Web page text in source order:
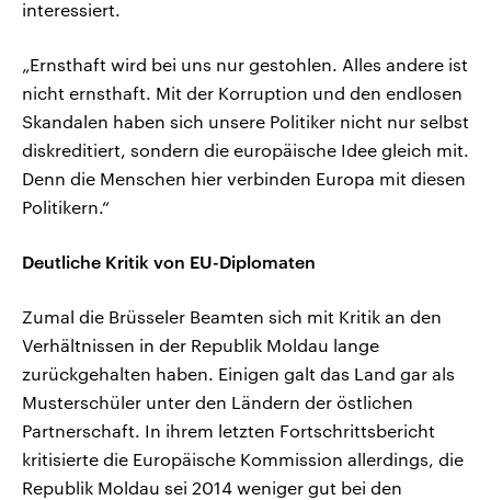
interessiert.
„Ernsthaft wird bei uns nur gestohlen. Alles andere ist
nicht ernsthaft. Mit der Korruption und den endlosen
Skandalen haben sich unsere Politiker nicht nur selbst
diskreditiert, sondern die europäische Idee gleich mit.
Denn die Menschen hier verbinden Europa mit diesen
Politikern.“
Deutliche Kritik von EU-Diplomaten
Zumal die Brüsseler Beamten sich mit Kritik an den
Verhältnissen in der Republik Moldau lange
zurückgehalten haben. Einigen galt das Land gar als
Musterschüler unter den Ländern der östlichen
Partnerschaft. In ihrem letzten Fortschrittsbericht
kritisierte die Europäische Kommission allerdings, die
Republik Moldau sei 2014 weniger gut bei den